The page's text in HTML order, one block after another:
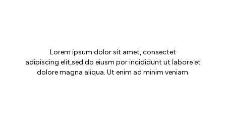
Lorem ipsum dolor sit amet, consectet
adipiscing elit,sed do eiusm por incididunt ut labore et
dolore magna aliqua. Ut enim ad minim veniam.